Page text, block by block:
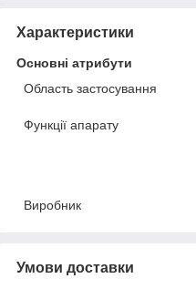
Характеристики
Основні атрибути
Область застосування
Функції апарату
Виробник
Умови доставки